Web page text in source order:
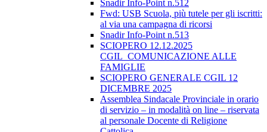
Snadir Info-Point n.512
Fwd: USB Scuola, più tutele per gli iscritti:
al via una campagna di ricorsi
Snadir Info-Point n.513
SCIOPERO 12.12.2025
CGIL_COMUNICAZIONE ALLE
FAMIGLIE
SCIOPERO GENERALE CGIL 12
DICEMBRE 2025
Assemblea Sindacale Provinciale in orario
di servizio – in modalità on line – riservata
al personale Docente di Religione